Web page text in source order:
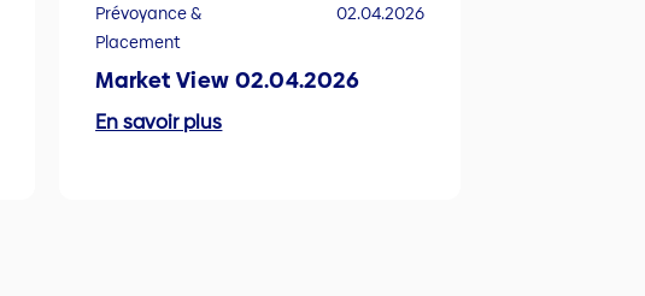
Prévoyance &
Placement
02.04.2026
Market View 02.04.2026
En savoir plus